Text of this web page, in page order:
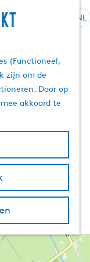
(Functioneel,
zijn om de
Door op
akkoord te
e
S
i
NL